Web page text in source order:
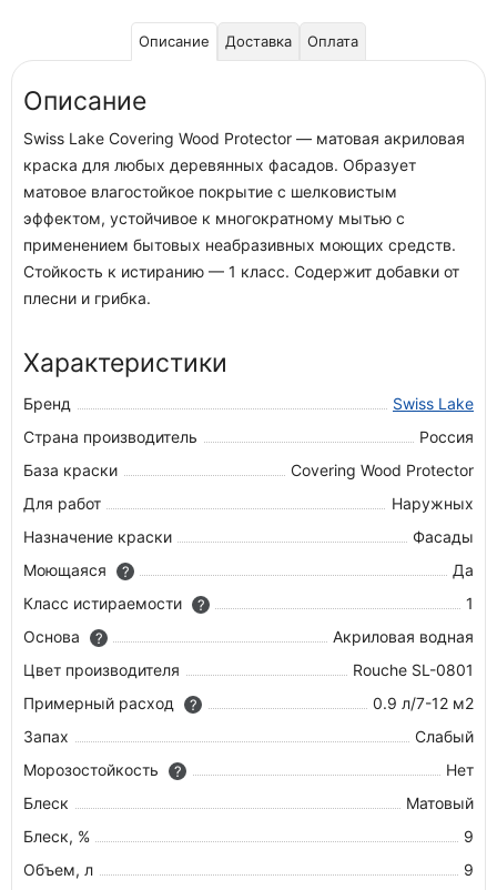
Описание Доставка Оплата
Описание
Swiss Lake Covering Wood Protector — матовая акриловая
краска для любых деревянных фасадов. Образует
матовое влагостойкое покрытие с шелковистым
эффектом, устойчивое к многократному мытью с
применением бытовых неабразивных моющих средств.
Стойкость к истиранию — 1 класс. Содержит добавки от
плесни и грибка.
Характеристики
Бренд
Swiss Lake
Страна производитель
Россия
База краски
Covering Wood Protector
Для работ
Наружных
Назначение краски
Фасады
Моющаяся
?
Да
Класс истираемости
?
1
Основа
?
Акриловая водная
Цвет производителя
Rouche SL-0801
Примерный расход
?
0.9 л/7-12 м2
Запах
Слабый
Морозостойкость
?
Нет
Блеск
Матовый
Блеск, %
9
Объем, л
9